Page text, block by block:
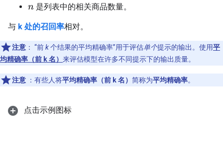
n是列表中的相关商品数量。
与 k 处的召回率相对。
注意 ： “前k个结果的平均精确率”用于评估单个提示的输出。使用平
均精确率（前 k 名） 来评估模型在许多不同提示下的输出质量。
注意 ：有些人将平均精确率（前 k 名） 简称为平均精确率。
点击示例图标